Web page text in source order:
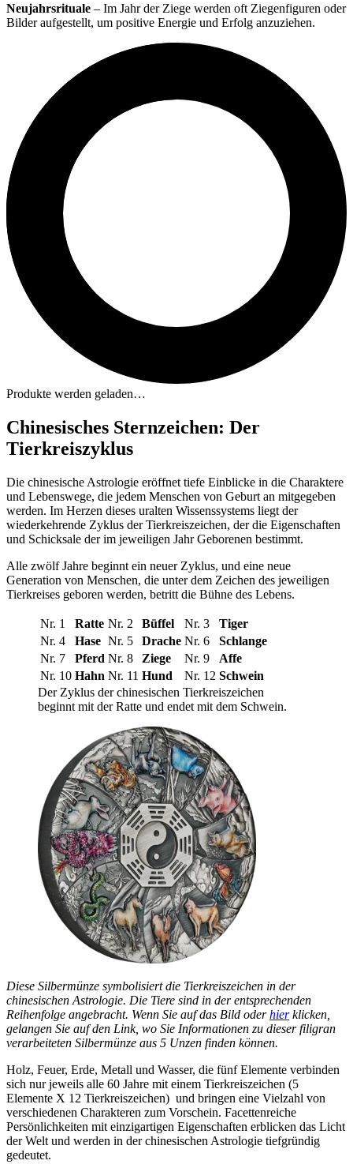
Neujahrsrituale – Im Jahr der Ziege werden oft Ziegenfiguren oder
Bilder aufgestellt, um positive Energie und Erfolg anzuziehen.
Produkte werden geladen…
Chinesisches Sternzeichen: Der
Tierkreiszyklus
Die chinesische Astrologie eröffnet tiefe Einblicke in die Charaktere
und Lebenswege, die jedem Menschen von Geburt an mitgegeben
werden. Im Herzen dieses uralten Wissenssystems liegt der
wiederkehrende Zyklus der Tierkreiszeichen, der die Eigenschaften
und Schicksale der im jeweiligen Jahr Geborenen bestimmt.
Alle zwölf Jahre beginnt ein neuer Zyklus, und eine neue
Generation von Menschen, die unter dem Zeichen des jeweiligen
Tierkreises geboren werden, betritt die Bühne des Lebens.
Nr. 1 Ratte Nr. 2 Büffel Nr. 3
Tiger
Nr. 4
Hase Nr. 5 Drache Nr. 6
Schlange
Nr. 7
Pferd Nr. 8 Ziege Nr. 9
Affe
Nr. 10 Hahn Nr. 11 Hund Nr. 12 Schwein
Der Zyklus der chinesischen Tierkreiszeichen
beginnt mit der Ratte und endet mit dem Schwein.
Diese Silbermünze symbolisiert die Tierkreiszeichen in der
chinesischen Astrologie. Die Tiere sind in der entsprechenden
Reihenfolge angebracht. Wenn Sie auf das Bild oderhierklicken,
gelangen Sie auf den Link, wo Sie Informationen zu dieser filigran
verarbeiteten Silbermünze aus 5 Unzen finden können.
Holz, Feuer, Erde, Metall und Wasser, die fünf Elemente verbinden
sich nur jeweils alle 60 Jahre mit einem Tierkreiszeichen (5
Elemente X 12 Tierkreiszeichen) und bringen eine Vielzahl von
verschiedenen Charakteren zum Vorschein. Facettenreiche
Persönlichkeiten mit einzigartigen Eigenschaften erblicken das Licht
der Welt und werden in der chinesischen Astrologie tiefgründig
gedeutet.